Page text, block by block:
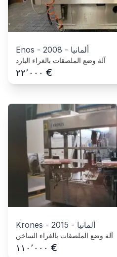
Enos - 2008 - ألمانيا
آلة وضع الملصقات بالغراء البارد
٢٢٬٠٠٠ €
Krones - 2015 - ألمانيا
آلة وضع الملصقات بالغراء الساخن
١١٠٬٠٠٠ €